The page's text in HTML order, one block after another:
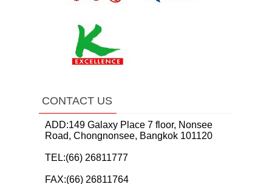
CONTACT US
ADD:149 Galaxy Place 7 floor, Nonsee
Road, Chongnonsee, Bangkok 101120
TEL:(66) 26811777
FAX:(66) 26811764